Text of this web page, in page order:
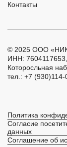
Контакты
© 2025 ООО
ИНН: 7604117653,
Которосльная
тел.: +7 (930)114-
Политика
Согласие
данных
Соглашение об